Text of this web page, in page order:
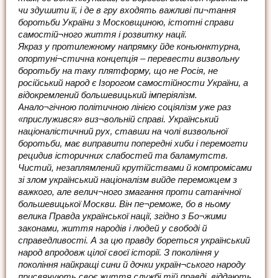
чи здушити її, і де в гру входять важливі пи¬тання
боротьби України з Московщиною, істотні справи
самостій¬ного життя і розвитку нації.
Якраз у протилежному напрямку йде коньюнктурна,
опортуні¬стична концепція – перевести визвольну
боротьбу на таку плятформу, що не Росія, не
російський народ є Ізорогом самостійности України, а
відокремлений большевицький імперіялізм.
Анало¬гічною політичною лінією соціялізм уже раз
«прислужився» виз¬вольній справі. Український
націоналістичний рух, ставши на чолі визвольної
боротьби, має виправити попередні хиби і перемогти
рецидив історичних слабостей та баламутств.
Чистий, незаплямлений крутійствами й компромісами
зі злом український націоналізм вийде переможцем з
важкого, але велич¬ного змагання проти сатанічної
большевицької Москви. Він пе¬реможе, бо в ньому
велика Правда української нації, згідно з Бо¬жими
законами, життя народів і людей у свободі й
справедливості. А за цю правду бореться український
народ впродовж цілої своєї історії. З покоління у
покоління найкращі сини й дочки україн¬ського народу